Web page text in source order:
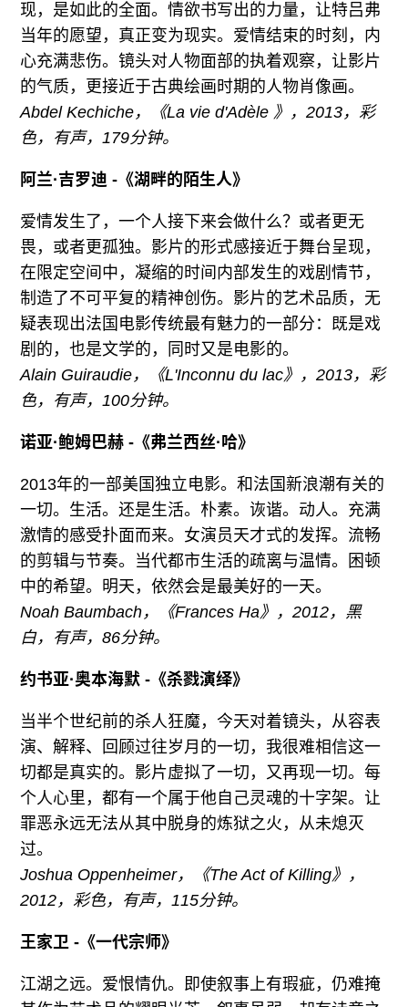
现，是如此的全面。情欲书写出的力量，让特吕弗
当年的愿望，真正变为现实。爱情结束的时刻，内
心充满悲伤。镜头对人物面部的执着观察，让影片
的气质，更接近于古典绘画时期的人物肖像画。
Abdel Kechiche，《La vie d'Adèle 》，2013，彩
色，有声，179分钟。
阿兰·吉罗迪 -《湖畔的陌生人》
爱情发生了，一个人接下来会做什么？或者更无
畏，或者更孤独。影片的形式感接近于舞台呈现，
在限定空间中，凝缩的时间内部发生的戏剧情节，
制造了不可平复的精神创伤。影片的艺术品质，无
疑表现出法国电影传统最有魅力的一部分：既是戏
剧的，也是文学的，同时又是电影的。
Alain Guiraudie，《L'Inconnu du lac》，2013，彩
色，有声，100分钟。
诺亚·鲍姆巴赫 -《弗兰西丝·哈》
2013年的一部美国独立电影。和法国新浪潮有关的
一切。生活。还是生活。朴素。诙谐。动人。充满
激情的感受扑面而来。女演员天才式的发挥。流畅
的剪辑与节奏。当代都市生活的疏离与温情。困顿
中的希望。明天，依然会是最美好的一天。
Noah Baumbach，《Frances Ha》，2012，黑
白，有声，86分钟。
约书亚·奥本海默 -《杀戮演绎》
当半个世纪前的杀人狂魔，今天对着镜头，从容表
演、解释、回顾过往岁月的一切，我很难相信这一
切都是真实的。影片虚拟了一切，又再现一切。每
个人心里，都有一个属于他自己灵魂的十字架。让
罪恶永远无法从其中脱身的炼狱之火，从未熄灭
过。
Joshua Oppenheimer，《The Act of Killing》，
2012，彩色，有声，115分钟。
王家卫 -《一代宗师》
江湖之远。爱恨情仇。即使叙事上有瑕疵，仍难掩